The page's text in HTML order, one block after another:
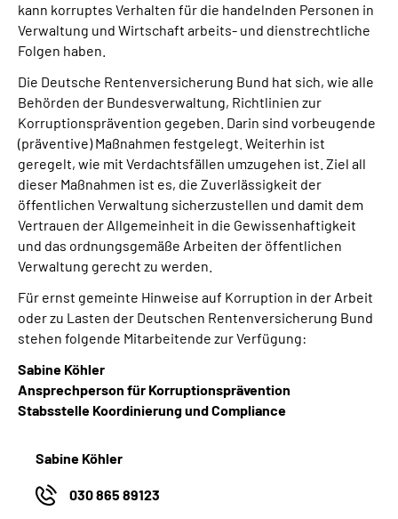
kann korruptes Verhalten für die handelnden Personen in
Verwaltung und Wirtschaft arbeits- und dienstrechtliche
Folgen haben.
Die Deutsche Rentenversicherung Bund hat sich, wie alle
Behörden der Bundesverwaltung, Richtlinien zur
Korruptionsprävention gegeben. Darin sind vorbeugende
(präventive) Maßnahmen festgelegt. Weiterhin ist
geregelt, wie mit Verdachtsfällen umzugehen ist. Ziel all
dieser Maßnahmen ist es, die Zuverlässigkeit der
öffentlichen Verwaltung sicherzustellen und damit dem
Vertrauen der Allgemeinheit in die Gewissenhaftigkeit
und das ordnungsgemäße Arbeiten der öffentlichen
Verwaltung gerecht zu werden.
Für ernst gemeinte Hinweise auf Korruption in der Arbeit
oder zu Lasten der Deutschen Rentenversicherung Bund
stehen folgende Mitarbeitende zur Verfügung:
Sabine Köhler
Ansprechperson für Korruptionsprävention
Stabsstelle Koordinierung und Compliance
Sabine Köhler
030 865 89123